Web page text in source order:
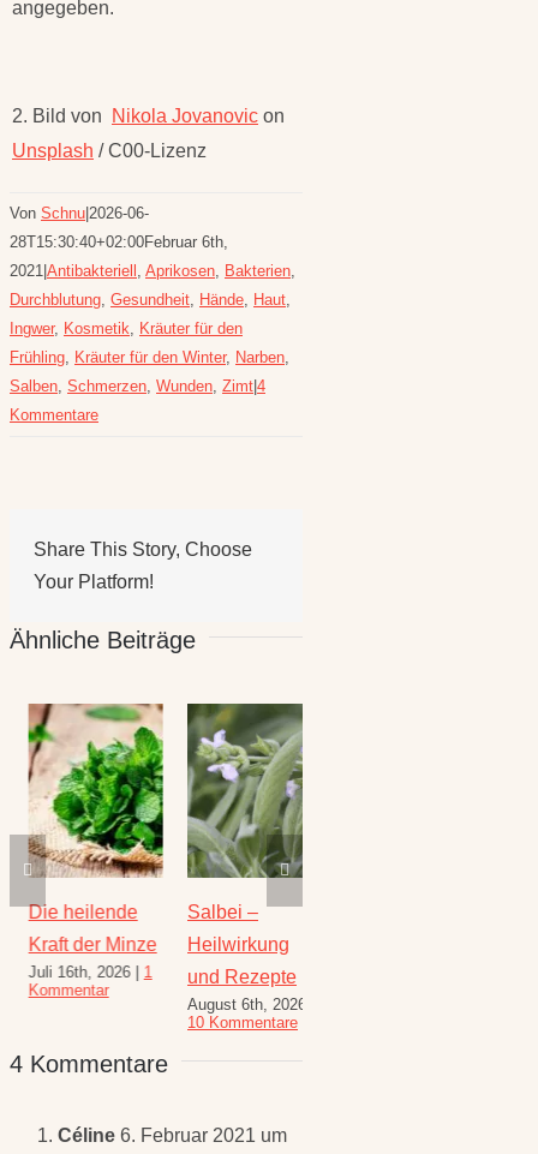
angegeben.
2. Bild von Nikola Jovanovic on
Unsplash / C00-Lizenz
Von Schnu 2026-06-
28T15:30:40+02:00Februar 6th,
2021 Antibakteriell , Aprikosen, Bakterien,
Durchblutung, Gesundheit, Hände, Haut,
Ingwer, Kosmetik, Kräuter für den
Frühling, Kräuter für den Winter, Narben,
Salben, Schmerzen, Wunden, Zimt 4
Kommentare
Share This Story, Choose
Your Platform!
Ähnliche Beiträge
Die heilende
Kraft der Minze
Juli 16th, 2026 | 1
Kommentar
Salbei –
Heilwirkung
und Rezepte
August 6th, 2026 |
10 Kommentare
4 Kommentare
Céline 6. Februar 2021 um